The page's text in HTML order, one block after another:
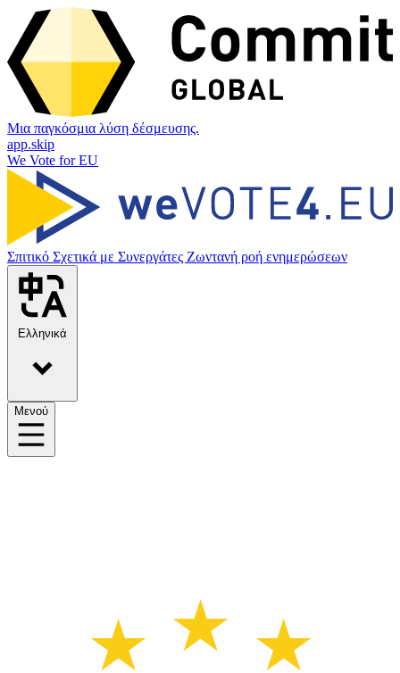
Μια παγκόσμια λύση δέσμευσης.
app.skip
We Vote for EU
Σπιτικό Σχετικά με Συνεργάτες Ζωντανή ροή ενημερώσεων
Ελληνικά
Μενού